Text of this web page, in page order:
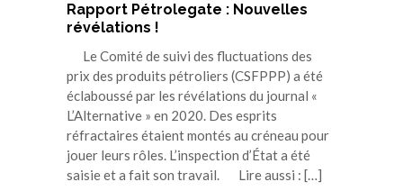
Rapport Pétrolegate : Nouvelles
révélations !
Le Comité de suivi des fluctuations des
prix des produits pétroliers (CSFPPP) a été
éclaboussé par les révélations du journal «
L’Alternative » en 2020. Des esprits
réfractaires étaient montés au créneau pour
jouer leurs rôles. L’inspection d’État a été
saisie et a fait son travail. Lire aussi : […]